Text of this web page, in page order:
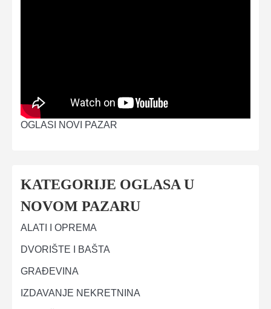
OGLASI NOVI PAZAR
KATEGORIJE OGLASA U
NOVOM PAZARU
ALATI I OPREMA
DVORIŠTE I BAŠTA
GRAĐEVINA
IZDAVANJE NEKRETNINA